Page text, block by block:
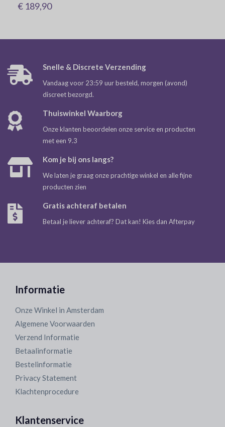
€ 189,90
Snelle & Discrete Verzending
Vandaag voor 23:59 uur besteld, morgen (avond)
discreet bezorgd.
Thuiswinkel Waarborg
Onze klanten beoordelen onze service en producten
met een 9.3
Kom je bij ons langs?
We laten je graag onze prachtige winkel en alle fijne
producten zien
Gratis achteraf betalen
Betaal je liever achteraf? Dat kan! Kies dan Afterpay
Informatie
Onze Winkel in Amsterdam
Algemene Voorwaarden
Verzend Informatie
Betaalinformatie
Bestelinformatie
Privacy Statement
Klachtenprocedure
Klantenservice